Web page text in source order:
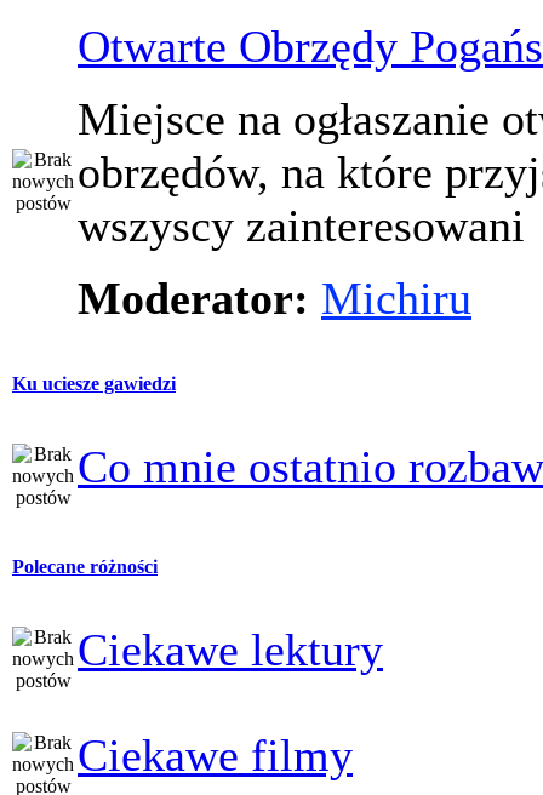
Otwarte Obrzędy
Miejsce na ogłaszanie
obrzędów, na które
wszyscy zainteresowani
Moderator: Michiru
Ku uciesze gawiedzi
Co mnie ostatnio
Polecane różności
Ciekawe lektury
Ciekawe filmy